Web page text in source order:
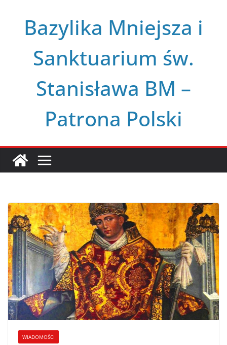
Bazylika Mniejsza i
Sanktuarium św.
Stanisława BM –
Patrona Polski
WIADOMOŚCI